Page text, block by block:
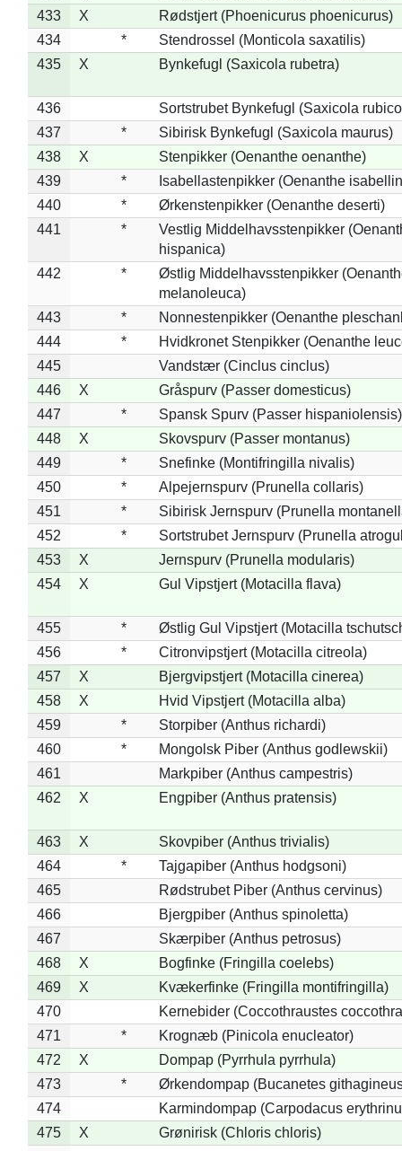
433
X
Rødstjert (Phoenicurus phoenicurus)
434
*
Stendrossel (Monticola saxatilis)
435
X Bynkefugl (Saxicola rubetra)
436
Sortstrubet Bynkefugl (Saxicola
437
*
Sibirisk Bynkefugl (Saxicola maurus)
438
X
Stenpikker (Oenanthe oenanthe)
439
*
Isabellastenpikker (Oenanthe
440
*
Ørkenstenpikker (Oenanthe deserti)
441
*
Vestlig Middelhavsstenpikker
hispanica)
442
*
Østlig Middelhavsstenpikker
melanoleuca)
443
*
Nonnestenpikker (Oenanthe
444
*
Hvidkronet Stenpikker (Oenanthe
445
Vandstær (Cinclus cinclus)
446
X
Gråspurv (Passer domesticus)
447
*
Spansk Spurv (Passer hispaniolensis)
448
X
Skovspurv (Passer montanus)
449
*
Snefinke (Montifringilla nivalis)
450
*
Alpejernspurv (Prunella collaris)
451
*
Sibirisk Jernspurv (Prunella
452
*
Sortstrubet Jernspurv (Prunella
453
X
Jernspurv (Prunella modularis)
454
X Gul Vipstjert (Motacilla flava)
455 *
Østlig Gul Vipstjert (Motacilla
456
*
Citronvipstjert (Motacilla citreola)
457
X
Bjergvipstjert (Motacilla cinerea)
458
X
Hvid Vipstjert (Motacilla alba)
459
*
Storpiber (Anthus richardi)
460
*
Mongolsk Piber (Anthus godlewskii)
461
Markpiber (Anthus campestris)
462
X Engpiber (Anthus pratensis)
463 X
Skovpiber (Anthus trivialis)
464
*
Tajgapiber (Anthus hodgsoni)
465
Rødstrubet Piber (Anthus cervinus)
466
Bjergpiber (Anthus spinoletta)
467
Skærpiber (Anthus petrosus)
468
X
Bogfinke (Fringilla coelebs)
469
X
Kvækerfinke (Fringilla montifringilla)
470
Kernebider (Coccothraustes
471
*
Krognæb (Pinicola enucleator)
472
X
Dompap (Pyrrhula pyrrhula)
473
*
Ørkendompap (Bucanetes
474
Karmindompap (Carpodacus
475
X
Grønirisk (Chloris chloris)